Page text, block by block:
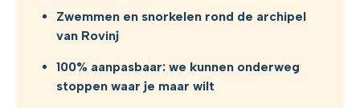
Zwemmen en snorkelen rond de archipel
van Rovinj
100% aanpasbaar: we kunnen onderweg
stoppen waar je maar wilt